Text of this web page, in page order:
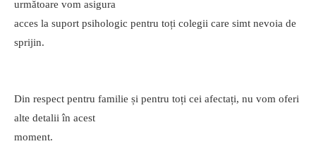
următoare vom asigura
acces la suport psihologic pentru toți colegii care simt nevoia de
sprijin.
Din respect pentru familie și pentru toți cei afectați, nu vom oferi
alte detalii în acest
moment.